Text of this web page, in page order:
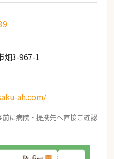
畑3-967-1
ah.com/
に病院・提携先へ直接ご確認